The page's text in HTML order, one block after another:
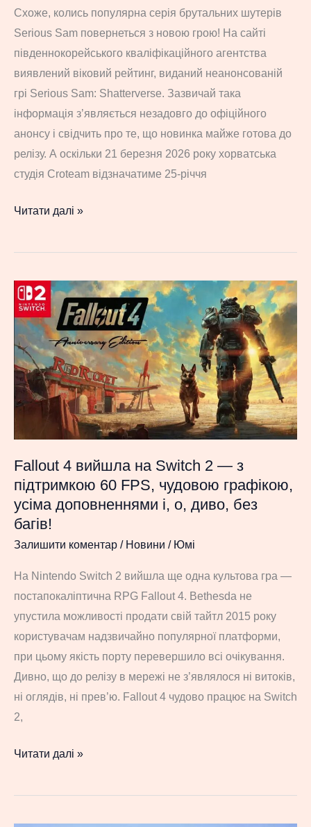
Схоже, колись популярна серія брутальних шутерів
Serious Sam повернеться з новою грою! На сайті
південнокорейського кваліфікаційного агентства
виявлений віковий рейтинг, виданий неанонсованій
грі Serious Sam: Shatterverse. Зазвичай така
інформація з’являється незадовго до офіційного
анонсу і свідчить про те, що новинка майже готова до
релізу. А оскільки 21 березня 2026 року хорватська
студія Croteam відзначатиме 25-річчя
Він
Неанонсована
Serious
Sam:
Shatterverse
отримала
віковий
рейтинг
Читати далі »
Fallout 4 вийшла на Switch 2 — з
підтримкою 60 FPS, чудовою графікою,
усіма доповненнями і, о, диво, без
багів!
Залишити коментар / Новини / Юмі
На Nintendo Switch 2 вийшла ще одна культова гра —
постапокаліптична RPG Fallout 4. Bethesda не
упустила можливості продати свій тайтл 2015 року
користувачам надзвичайно популярної платформи,
при цьому якість порту перевершило всі очікування.
Дивно, що до релізу в мережі не з’являлося ні витоків,
ні оглядів, ні прев’ю. Fallout 4 чудово працює на Switch
2,
Fallout
вийшла
Читати далі »